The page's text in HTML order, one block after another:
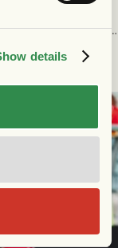
details
ditt besök på
FC Nordsjælland i
på torsdag